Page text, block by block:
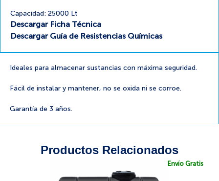
Capacidad: 25000 Lt
Descargar Ficha Técnica
Descargar Guía de Resistencias Químicas
Ideales para almacenar sustancias con máxima seguridad.
Fácil de instalar y mantener, no se oxida ni se corroe.
Garantía de 3 años.
Productos Relacionados
Envío Gratis